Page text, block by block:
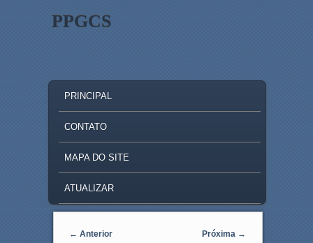
PPGCS
SKIP TO PRIMARY CONTENT
SKIP TO SECONDARY CONTENT
PRINCIPAL
CONTATO
MAPA DO SITE
ATUALIZAR
Post navigation
← Anterior Próxima →